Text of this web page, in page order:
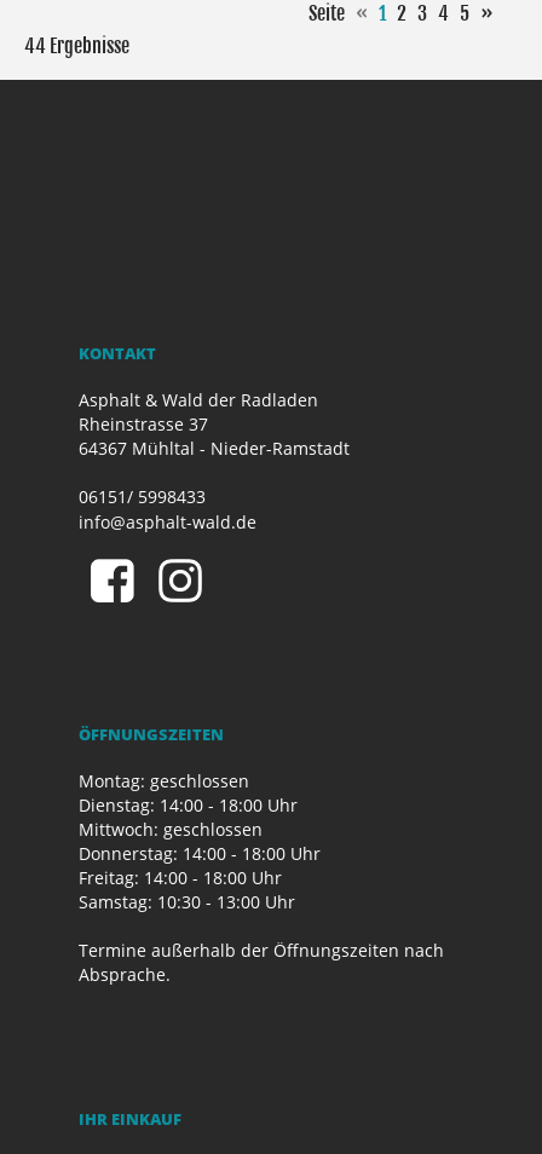
Seite « 1 2 3 4 5 »
44 Ergebnisse
KONTAKT
Asphalt & Wald der Radladen
Rheinstrasse 37
64367 Mühltal - Nieder-Ramstadt
06151/ 5998433
info@asphalt-wald.de
ÖFFNUNGSZEITEN
Montag: geschlossen
Dienstag: 14:00 - 18:00 Uhr
Mittwoch: geschlossen
Donnerstag: 14:00 - 18:00 Uhr
Freitag: 14:00 - 18:00 Uhr
Samstag: 10:30 - 13:00 Uhr
Termine außerhalb der Öffnungszeiten nach
Absprache.
IHR EINKAUF